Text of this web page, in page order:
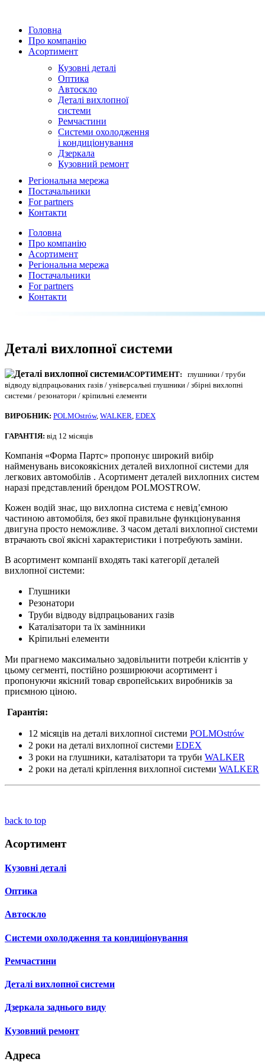
Головна
Про компанію
Асортимент
Кузовні деталі
Оптика
Автоскло
Деталі вихлопної
системи
Ремчастини
Системи охолодження
і кондиціонування
Дзеркала
Кузовний ремонт
Регіональна мережа
Постачальники
For partners
Контакти
Головна
Про компанію
Асортимент
Регіональна мережа
Постачальники
For partners
Контакти
Деталі вихлопної системи
АСОРТИМЕНТ:
глушники / труби
відводу відпрацьованих газів / універсальні глушники / збірні вихлопні
системи / резонатори / кріпильні елементи
ВИРОБНИК: POLMOstrów, WALKER EDEX
ГАРАНТІЯ: від 12 місяців
Компанія «Форма Партс» пропонує широкий вибір
найменувань високоякісних деталей вихлопної системи для
легкових автомобілів . Асортимент деталей вихлопних систем
наразі представлений брендом POLMOSTROW.
Кожен водій знає, що вихлопна система є невід’ємною
частиною автомобіля, без якої правильне функціонування
двигуна просто неможливе. З часом деталі вихлопної системи
втрачають свої якісні характеристики і потребують заміни.
В асортимент компанії входять такі категорії деталей
вихлопної системи:
Глушники
Резонатори
Труби відводу відпрацьованих газів
Каталізатори та їх замінники
Кріпильні елементи
Ми прагнемо максимально задовільнити потреби клієнтів у
цьому сегменті, постійно розширюючи асортимент і
пропонуючи якісний товар європейських виробників за
приємною ціною.
Гарантія:
12 місяців на деталі вихлопної системи POLMOstrów
2 роки на деталі вихлопної системи EDEX
3 роки на глушники, каталізатори та труби WALKER
2 роки на деталі кріплення вихлопної системи WALKER
back to top
Асортимент
Кузовні деталі
Оптика
Автоскло
Системи охолодження та кондиціонування
Ремчастини
Деталі вихлопної системи
Дзеркала заднього виду
Кузовний ремонт
Адреса